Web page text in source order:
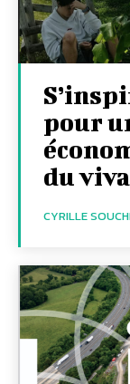
pour
du
CYRILLE